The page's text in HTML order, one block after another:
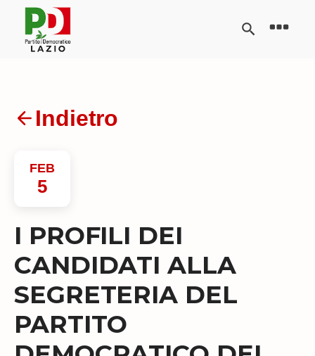
Indietro
FEB
5
I PROFILI DEI
CANDIDATI ALLA
SEGRETERIA DEL
PARTITO